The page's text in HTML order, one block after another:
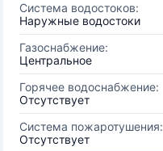
Система водостоков:
Наружные водостоки
Газоснабжение:
Центральное
Горячее водоснабжение:
Отсутствует
Система пожаротушения:
Отсутствует